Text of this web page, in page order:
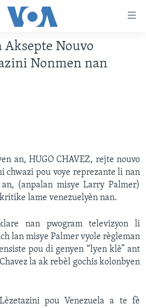
Aksepte Nouvo
Nonmen nan
an, HUGO CHAVEZ, rejte nouvo
chwazi pou voye reprezante li nan
(anpalan misye Larry Palmer)
lame venezuelyèn nan.
nan pwogram televizyon li
lan misye Palmer vyole règleman
pou di genyen “lyen klè” ant
la ak rebèl gochis kolonbyen
pou Venezuela a te fè